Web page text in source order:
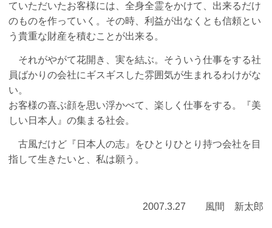
ていただいたお客様には、全身全霊をかけて、出来るだけ
のものを作っていく。その時、利益が出なくとも信頼とい
う貴重な財産を積むことが出来る。
それがやがて花開き、実を結ぶ。そういう仕事をする社
員ばかりの会社にギスギスした雰囲気が生まれるわけがな
い。
お客様の喜ぶ顔を思い浮かべて、楽しく仕事をする。『美
しい日本人』の集まる社会。
古風だけど『日本人の志』をひとりひとり持つ会社を目
指して生きたいと、私は願う。
2007.3.27 風間 新太郎